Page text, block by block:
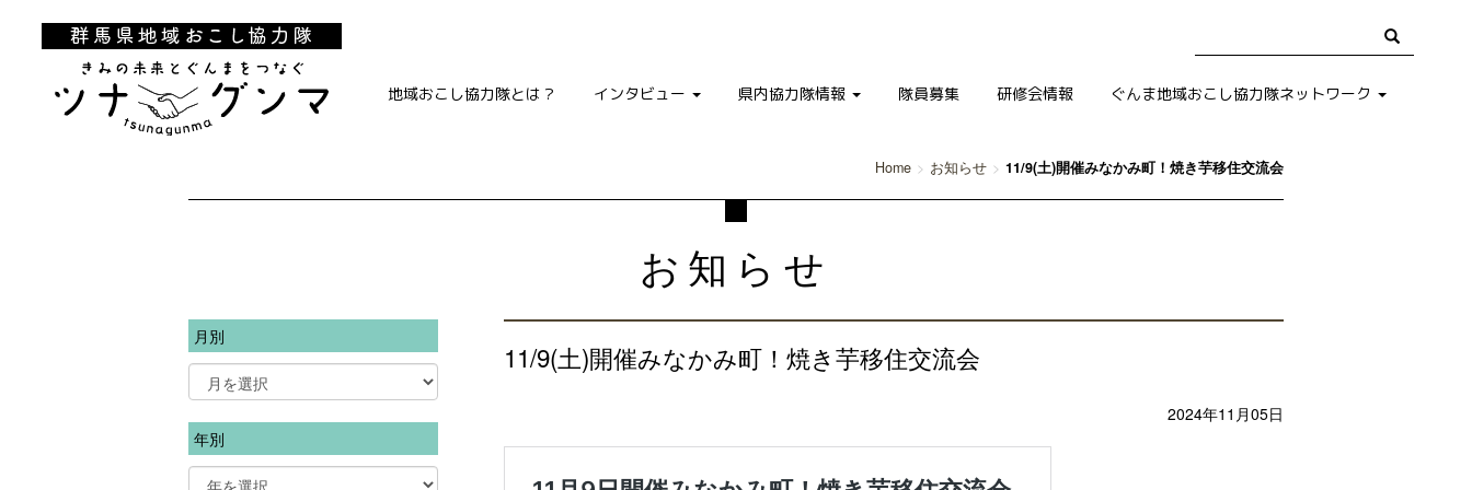
地域おこし協力隊とは？ インタビュー 県内協力隊情報 隊員募集 研修会情報 ぐんま地域おこし協力隊ネットワーク
Home お知らせ 11/9(土)開催みなかみ町！焼き芋移住交流会
お知らせ
11/9(土)開催みなかみ町！焼き芋移住交流会
2024年11月05日
月別
年別